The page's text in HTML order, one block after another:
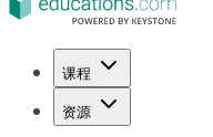
课程
资源